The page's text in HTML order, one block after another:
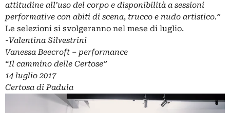
attitudine all’uso del corpo e disponibilità a sessioni
performative con abiti di scena, trucco e nudo artistico.”
Le selezioni si svolgeranno nel mese di luglio.
-Valentina Silvestrini
Vanessa Beecroft – performance
“Il cammino delle Certose”
14 luglio 2017
Certosa di Padula